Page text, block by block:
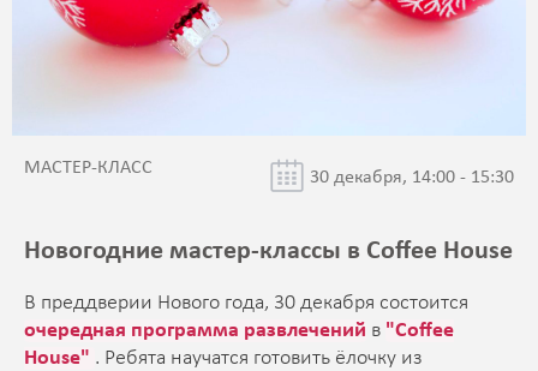
МАСТЕР-КЛАСС 30 декабря, 14:00 - 15:30
Новогодние мастер-классы в Coffee House
В преддверии Нового года, 30 декабря состоится
очередная программа развлечений в "Coffee
House" . Ребята научатся готовить ёлочку из